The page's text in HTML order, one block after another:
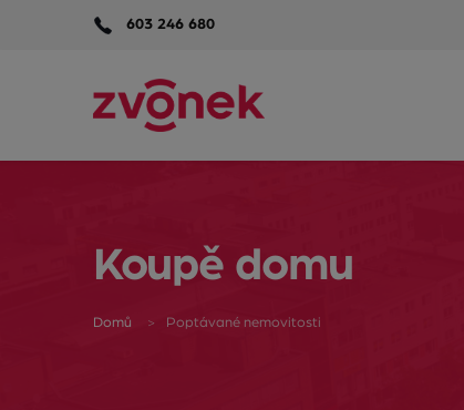
603 246 680
Koupě domu
Domů Poptávané nemovitosti